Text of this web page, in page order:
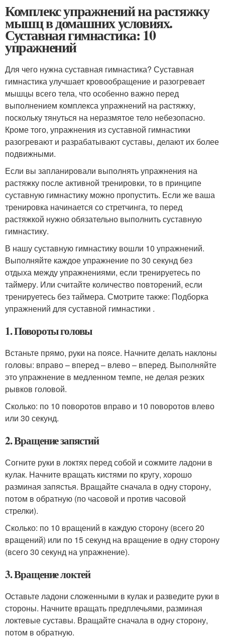
Комплекс упражнений на растяжку
мышц в домашних условиях.
Суставная гимнастика: 10
упражнений
Для чего нужна суставная гимнастика? Суставная
гимнастика улучшает кровообращение и разогревает
мышцы всего тела, что особенно важно перед
выполнением комплекса упражнений на растяжку,
поскольку тянуться на неразмятое тело небезопасно.
Кроме того, упражнения из суставной гимнастики
разогревают и разрабатывают суставы, делают их более
подвижными.
Если вы запланировали выполнять упражнения на
растяжку после активной тренировки, то в принципе
суставную гимнастику можно пропустить. Если же ваша
тренировка начинается со стретчинга, то перед
растяжкой нужно обязательно выполнить суставную
гимнастику.
В нашу суставную гимнастику вошли 10 упражнений.
Выполняйте каждое упражнение по 30 секунд без
отдыха между упражнениями, если тренируетесь по
таймеру. Или считайте количество повторений, если
тренируетесь без таймера. Смотрите также: Подборка
упражнений для суставной гимнастики .
1. Повороты головы
Встаньте прямо, руки на поясе. Начните делать наклоны
головы: вправо – вперед – влево – вперед. Выполняйте
это упражнение в медленном темпе, не делая резких
рывков головой.
Сколько: по 10 поворотов вправо и 10 поворотов влево
или 30 секунд.
2. Вращение запястий
Согните руки в локтях перед собой и сожмите ладони в
кулак. Начните вращать кистями по кругу, хорошо
разминая запястья. Вращайте сначала в одну сторону,
потом в обратную (по часовой и против часовой
стрелки).
Сколько: по 10 вращений в каждую сторону (всего 20
вращений) или по 15 секунд на вращение в одну сторону
(всего 30 секунд на упражнение).
3. Вращение локтей
Оставьте ладони сложенными в кулак и разведите руки в
стороны. Начните вращать предплечьями, разминая
локтевые суставы. Вращайте сначала в одну сторону,
потом в обратную.